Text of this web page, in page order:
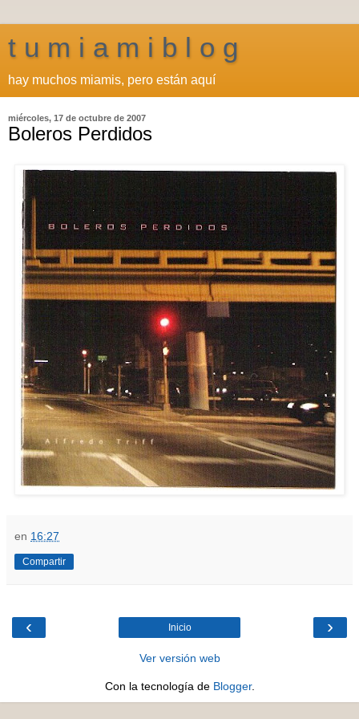
t u m i a m i b l o g
hay muchos miamis, pero están aquí
miércoles, 17 de octubre de 2007
Boleros Perdidos
en 16:27
Compartir
‹ ›
Inicio
Ver versión web
Con la tecnología de Blogger.